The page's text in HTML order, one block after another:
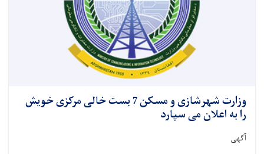
وزارت شهرشازی و مسکن 7 بست خالی مرکزی خویش
را به اعلان می سپارد
آگهی